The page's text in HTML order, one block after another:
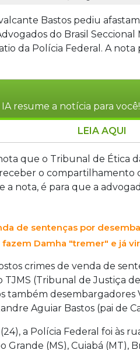
Bastos pediu
do Brasil
da Polícia Federal. A
resume a notícia para você!
OAB/MS, Camila
pela Operação Ultima Ratio
de sentenças no
que a advogada se
A operação, que levou à
lavagem de
LEIA AQUI
que o Tribunal de Ética
o compartilhamento
a nota, é para que a
de sentenças por
Damha "tremer" e já
crimes de venda de
(Tribunal de Justiça
também desembargadores
Aguiar Bastos (pai de
a Polícia Federal foi às
Grande (MS), Cuiabá (MT),